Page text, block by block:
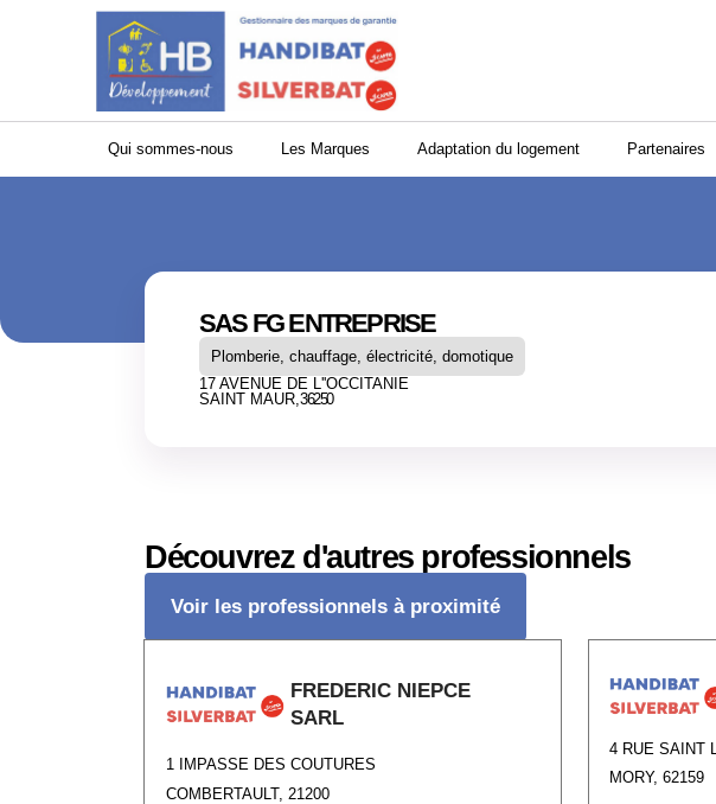
Panneau de gestion des cookies
Qui sommes-nous Les Marques Adaptation du logement Partenaires
SAS FG ENTREPRISE
Plomberie, chauffage, électricité, domotique
17 AVENUE DE L''OCCITANIE
SAINT MAUR,36250
Découvrez d'autres professionnels
Voir les professionnels à proximité
FREDERIC NIEPCE
SARL
1 IMPASSE DES COUTURES
COMBERTAULT, 21200
4 RUE SAINT
MORY, 62159